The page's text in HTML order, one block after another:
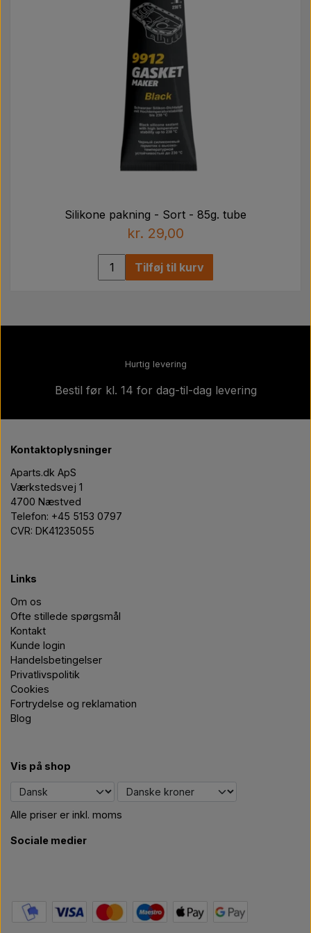
Silikone pakning - Sort - 85g. tube
kr. 29,00
Tilføj til kurv
Hurtig levering
Bestil før kl. 14 for dag-til-dag levering
Kontaktoplysninger
Aparts.dk ApS
Værkstedsvej 1
4700 Næstved
Telefon: +45 5153 0797
CVR: DK41235055
Links
Om os
Ofte stillede spørgsmål
Kontakt
Kunde login
Handelsbetingelser
Privatlivspolitik
Cookies
Fortrydelse og reklamation
Blog
Vis på shop
Alle priser er inkl. moms
Sociale medier